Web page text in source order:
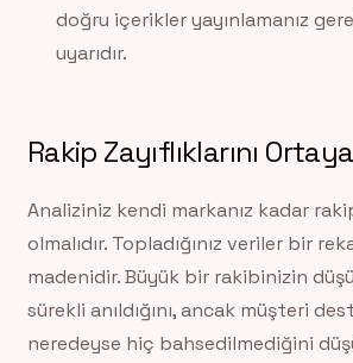
doğru içerikler yayınlamanız
uyarıdır.
Rakip Zayıflıklarını
Analiziniz kendi markanız kadar
olmalıdır. Topladığınız veriler bir
madenidir. Büyük bir rakibinizin
sürekli anıldığını, ancak müşteri
neredeyse hiç bahsedilmediğini